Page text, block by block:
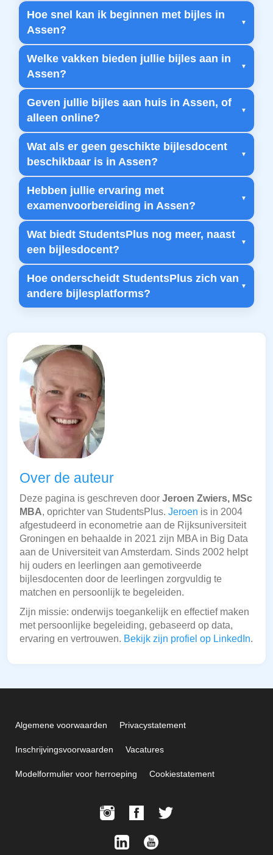
Hoe snel kan ik beginnen met bijles in
Assen?
Welke vakken bieden jullie bijles aan in
Assen?
Geven jullie bijles aan huis in Assen, of
alleen online?
Wat als er geen geschikte bijlesdocent
beschikbaar is in Assen?
Hebben jullie ervaring met
examenvoorbereiding in Assen?
Wat biedt StudentsPlus nog meer, naast
een bijlesdocent?
Hoe onderscheidt StudentsPlus zich van
andere bijlesplatforms?
Over de auteur
Deze pagina is geschreven door Jeroen Zwiers, MSc
MBA, oprichter van StudentsPlus. Jeroen is in 2004
afgestudeerd in econometrie aan de Rijksuniversiteit
Groningen en behaalde in 2021 zijn MBA in Big Data
aan de Universiteit van Amsterdam. Sinds 2002 helpt
hij ouders en leerlingen aan gemotiveerde
bijlesdocenten door de leerlingen zorgvuldig te
matchen en persoonlijk te begeleiden.
Zijn missie: onderwijs toegankelijk en effectief maken
met persoonlijke begeleiding, gebaseerd op data,
ervaring en vertrouwen. Bekijk zijn profiel op LinkedIn.
Algemene voorwaarden Privacystatement
Inschrijvingsvoorwaarden Vacatures
Modelformulier voor herroeping Cookiestatement